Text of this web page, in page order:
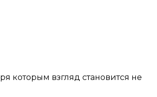
которым взгляд становится не